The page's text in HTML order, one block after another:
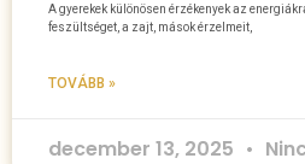
A gyerekek különösen érzékenyek az
feszültséget, a zajt, mások érzelmeit,
TOVÁBB »
december 13, 2025